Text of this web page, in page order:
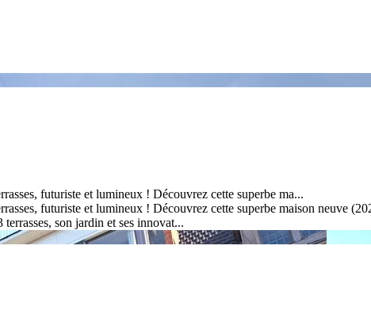
futuriste et lumineux ! Découvrez cette superbe ma...
futuriste et lumineux ! Découvrez cette superbe maison neuve
son jardin et ses innovat...